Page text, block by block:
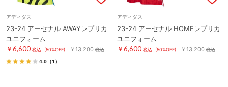
アディダス
23-24 アーセナル AWAYレプリカ
ユニフォーム
￥6,600 税込 (50%OFF) ￥13,200 税込
4.0 （1）
アディダス
23-24 アーセナル HOMEレプリカ
ユニフォーム
￥6,600 税込 (50%OFF) ￥13,200 税込